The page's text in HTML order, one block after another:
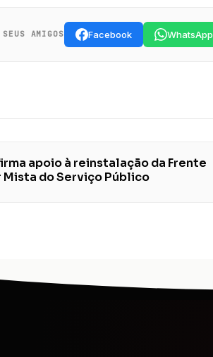
AMIGOS Facebook WhatsApp
apoio à reinstalação da Frente
do Serviço Público